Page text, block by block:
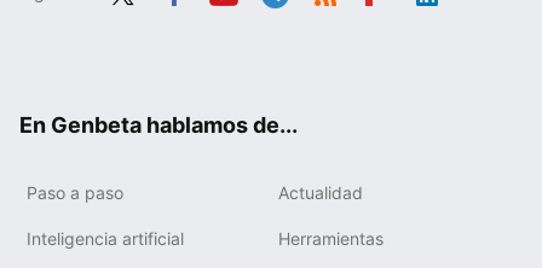
En Genbeta hablamos de...
Paso a paso Actualidad
Inteligencia artificial Herramientas